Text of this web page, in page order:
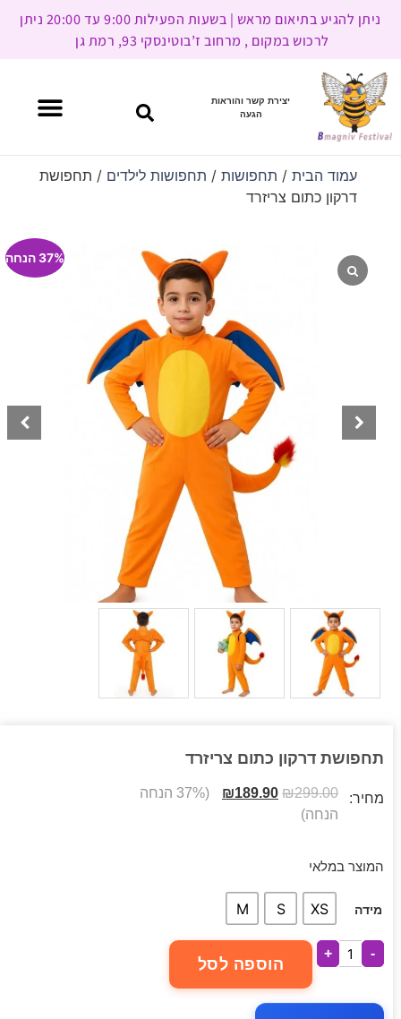
ניתן להגיע בתיאום מראש | בשעות הפעילות 9:00 עד 20:00 ניתן
לרכוש במקום , מרחוב ז’בוטינסקי 93, רמת גן
יצירת קשר והוראות
הגעה
עמוד הבית/ תחפושות/ תחפושות לילדים / תחפושת
דרקון כתום צריזרד
37% הנחה
תחפושת דרקון כתום צריזרד
מחיר: ₪299.00
₪189.90
(37% הנחה
הנחה)
המוצר במלאי
מידה XS
S
M
-
+
הוספה לסל